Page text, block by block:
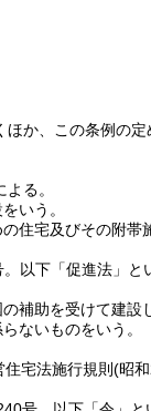
か、この条例の定
る。
いう。
住宅及びその附帯
以下「促進法」と
補助を受けて建設
ないものをいう。
宅法施行規則 (昭